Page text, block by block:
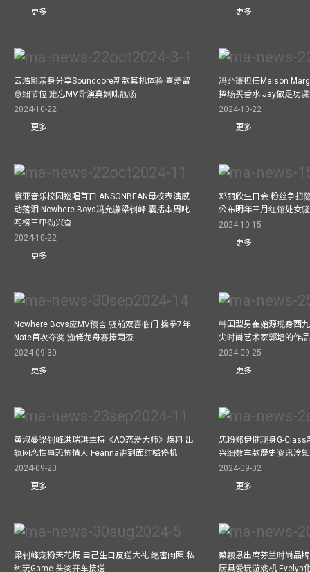
更多
更多
云浩影亲身分享Soundcore新款耳机体验 喜爱留
意细节位 难忘MV导演真妈咪靓汤
2024-10-22
更多
冯允谦担任Maison
捧场买香水 Jay做足功
2024-10-22
更多
寰亚音乐校园巡唱首日 ANSONBEAN母校表演感
动落泪 Nowhere Boys冯允谦梁钊峰 囊括本周叱
咤榜三甲劲兴奋
2024-10-22
更多
邓丽欣生日会 粉丝争扭
公布明年三月红馆处女
2024-10-15
更多
Nowhere Boys应MV预言 骚前双喜临门 操拳7年
Nate首次夺奖 渔佬龙舟赛捧两盃
2024-09-30
更多
韩国型男崔始源现身西
尖时尚艺术家郭培的作
2024-09-25
更多
黄淑蔓梁钊峰洪瑞珙主持《AO恋爱大师》爆料 出
轨网恋性事恐怖情人 Feanna讲到面红嗌停机
2024-09-23
更多
忠粉郑伊健现身G-
兴细数车款歷史资讯冷
2024-09-02
更多
梁钊峰宠粉天花板 自己生日反送大礼 绝密肉照 私
约玩Game 头奖开车接送
蔡颖恩出席芬兰时尚品
厨具爱玩游戏机 Evelyn